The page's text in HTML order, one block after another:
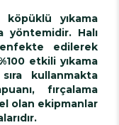
yıkama
yöntemidir. Halı
edilerek
etkili yıkama
kullanmakta
fırçalama
olan ekipmanlar